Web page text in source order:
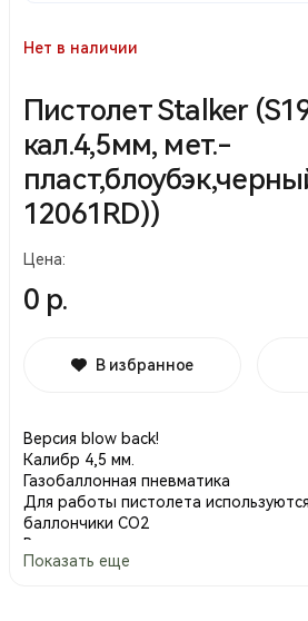
Нет в наличии
Пистолет Stalker
кал.4,5мм, мет.-
12061RD))
Цена:
0 р.
В избранное
Версия blow back!
Калибр 4,5 мм.
Газобаллонная пневматика
Для работы пистолета
баллончики CO2
В комплекте: упаковка, пистолет,
шарики стальные 4,5 мм.
Показать еще